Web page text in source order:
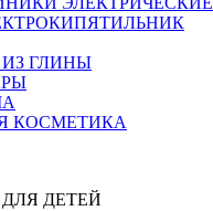
ГЛИНЫ
КОСМЕТИКА
ДЕТЕЙ